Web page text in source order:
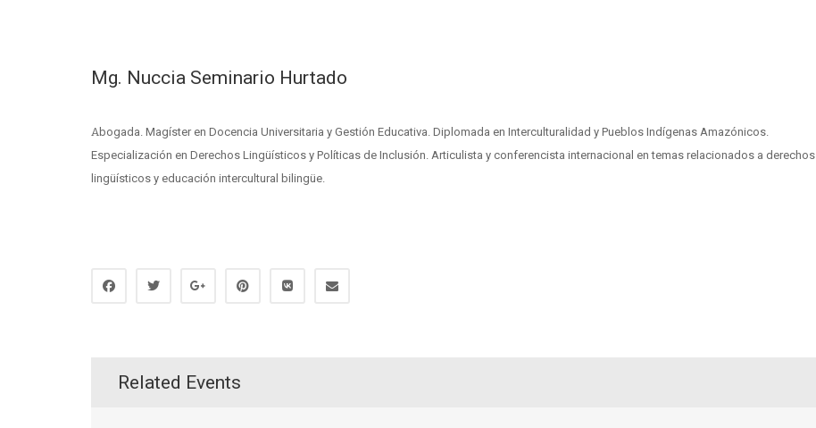
Mg. Nuccia Seminario Hurtado
Abogada. Magíster en Docencia Universitaria y Gestión Educativa. Diplomada en Interculturalidad y Pueblos Indígenas Amazónicos.
Especialización en Derechos Lingüísticos y Políticas de Inclusión. Articulista y conferencista internacional en temas relacionados a derechos
lingüísticos y educación intercultural bilingüe.
Related Events